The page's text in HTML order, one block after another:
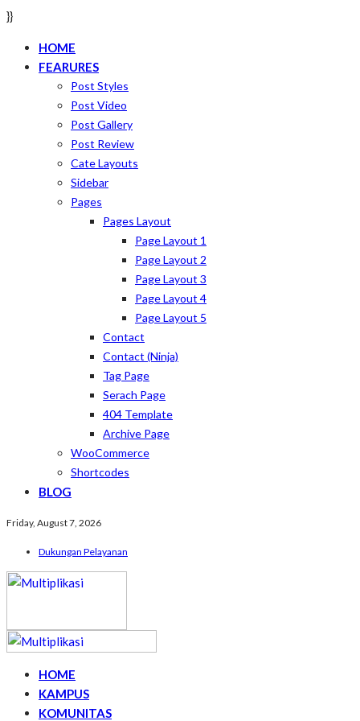
}}
HOME
FEARURES
Post Styles
Post Video
Post Gallery
Post Review
Cate Layouts
Sidebar
Pages
Pages Layout
Page Layout 1
Page Layout 2
Page Layout 3
Page Layout 4
Page Layout 5
Contact
Contact (ninja)
Tag Page
Serach Page
404 Template
Archive Page
WooCommerce
Shortcodes
BLOG
Friday, August 7, 2026
Dukungan Pelayanan
HOME
KAMPUS
KOMUNITAS